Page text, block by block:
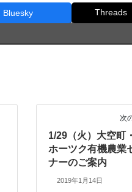
Bluesky Threads
次
1/29（火）大空町
ホーツク有機農業
ナーのご案内
2019年1月14日